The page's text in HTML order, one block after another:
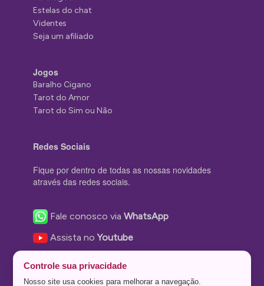
Estelas do chat
Videntes
Seja um afiliado
Jogos
Baralho Cigano
Tarot do Amor
Tarot do Sim ou Não
Redes Sociais
Fique por dentro de todas as nossas novidades
através das redes sociais.
Fale conosco viaWhatsApp
Assista noYoutube
Nos siga no Instagram
Controle sua privacidade
Nosso site usa cookies para melhorar a navegação.